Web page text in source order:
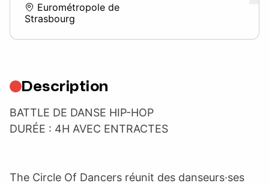
Eurométropole de
Strasbourg
Description
BATTLE DE DANSE HIP-HOP
DURÉE : 4H AVEC ENTRACTES
The Circle Of Dancers réunit des danseurs·ses